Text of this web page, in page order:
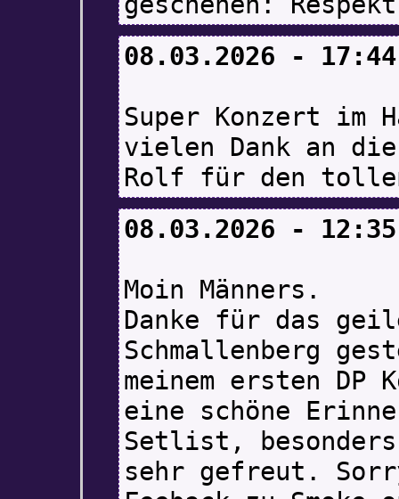
08.03.2026 - 17:44
Super Konzert im
vielen Dank an die
Rolf für den
08.03.2026 - 12:35
Moin Männers.
Danke für das
Schmallenberg
meinem ersten DP
eine schöne
Setlist,
sehr gefreut.